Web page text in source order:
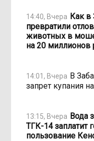
14:40, Вчера Как в
превратили
животных в
на 20 миллионов
14:01, Вчера В
запрет купания
13:15, Вчера Вода
ТГК-14 заплатит
пользование